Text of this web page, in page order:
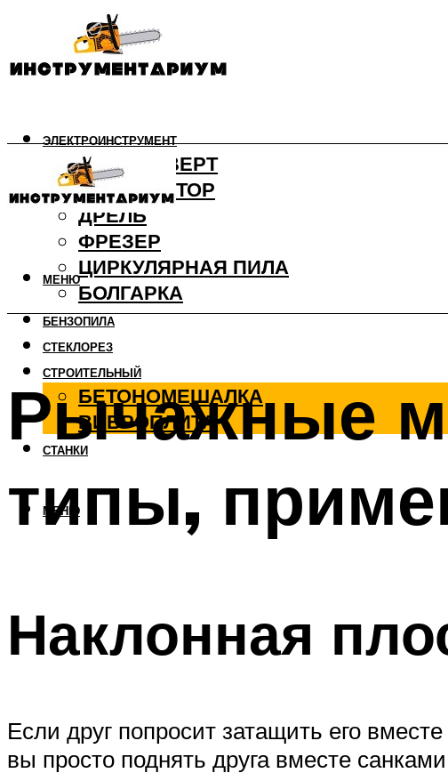
ЭЛЕКТРОИНСТРУМЕНТ
ШУРУПОВЕРТ
ПЕРФОРАТОР
ДРЕЛЬ
ФРЕЗЕР
ЦИРКУЛЯРНАЯ ПИЛА
БОЛГАРКА
БЕНЗОПИЛА
СТЕКЛОРЕЗ
СТРОИТЕЛЬНЫЙ
БЕТОНОМЕШАЛКА
ВИБРОПЛИТА
СТАНКИ
МЕНЮ
МЕНЮ
Рычажные
типы,
Наклонная
Если друг попросит затащить его
вы просто поднять друга вместе